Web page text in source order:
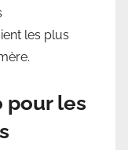
les plus
pour les